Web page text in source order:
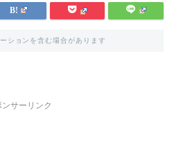
ションを含む場合があります
ンサーリンク